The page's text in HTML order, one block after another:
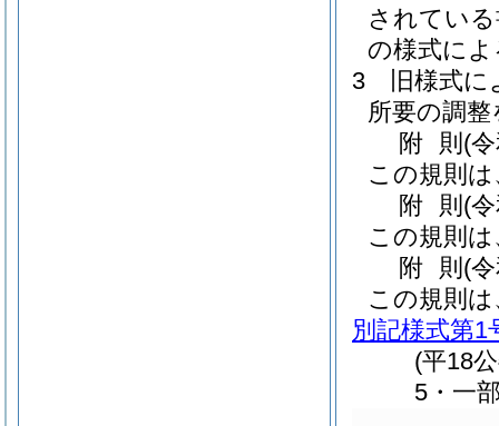
されてい
の様式に
3
旧様式
所要の調
附 則 (
この規則
附 則 (
この規則
附 則 (
この規則
別記様式第1
(平18
5・一